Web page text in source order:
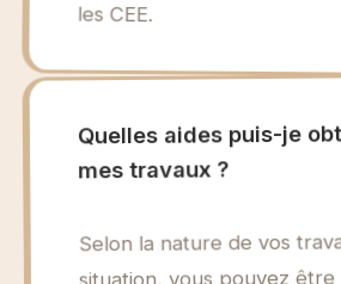
les CEE.
Quelles aides puis-je
mes travaux ?
Selon la nature de vos
situation, vous pouvez être